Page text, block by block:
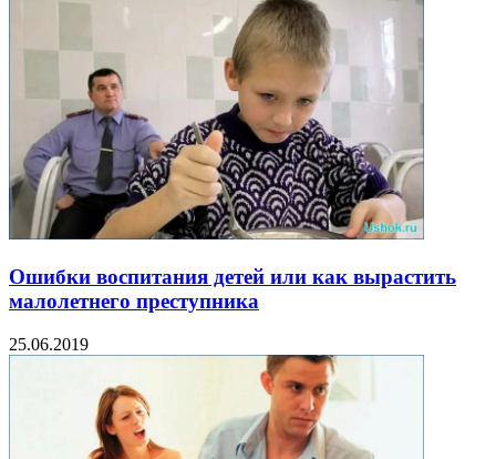
Ошибки воспитания детей или как вырастить
малолетнего преступника
25.06.2019